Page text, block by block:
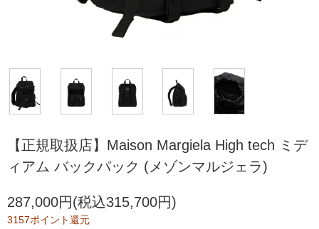
【正規取扱店】Maison Margiela High tech ミデ
ィアム バックパック (メゾンマルジェラ)
287,000円(税込315,700円)
3157ポイント還元